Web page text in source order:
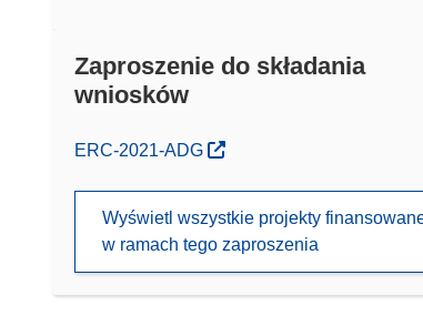
Zaproszenie do składania
wniosków
(odnośnik otworzy się w nowym oknie)
ERC-2021-ADG
Wyświetl wszystkie projekty
w ramach tego zaproszenia